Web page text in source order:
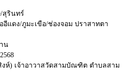
สุรินทร์
อีแดง/ภูมะเขือ/ช่องจอม ปราสาทตา
น
ห์) เจ้าอาวาสวัดสามบัณฑิต ตำบลสาม